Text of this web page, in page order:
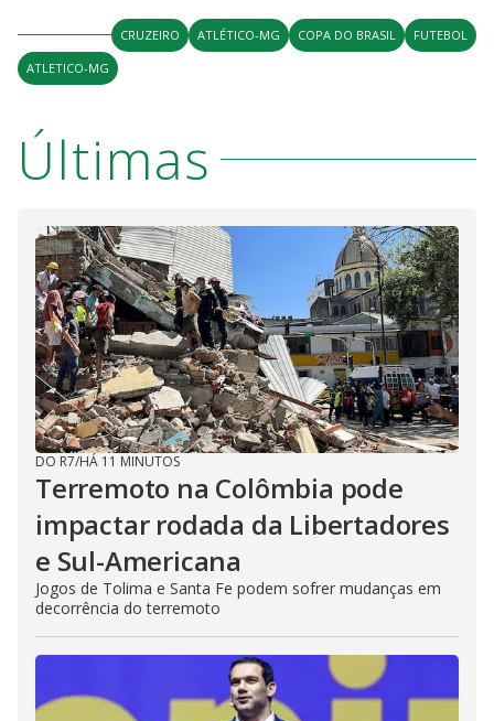
CRUZEIRO ATLÉTICO-MG COPA DO BRASIL
FUTEBOL
ATLETICO-MG
Últimas
DO R7/HÁ 11 MINUTOS
Terremoto na Colômbia pode
impactar rodada da Libertadores
e Sul-Americana
Jogos de Tolima e Santa Fe podem sofrer mudanças em
decorrência do terremoto